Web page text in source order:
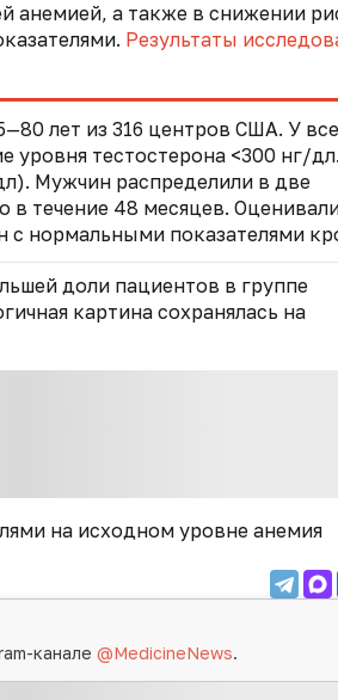
анемией, а также в снижении
Результаты
лет из 316 центров США. У
тестостерона <300 нг/
Мужчин распределили в две
в течение 48 месяцев.
с нормальными показателями
доли пациентов в группе
картина сохранялась на
на исходном уровне анемия
канале@MedicineNews.